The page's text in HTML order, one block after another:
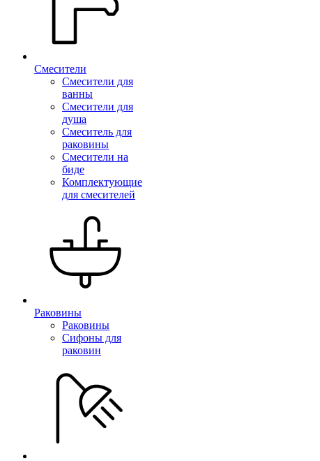
Смесители
Смесители для
ванны
Смесители для
душа
Смеситель для
раковины
Смесители на
биде
Комплектующие
для смесителей
Раковины
Раковины
Сифоны для
раковин